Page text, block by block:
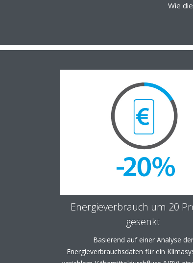
Wie
Energieverbrauch um 20
gesenkt
Basierend auf einer Analyse der
Energieverbrauchsdaten für ein